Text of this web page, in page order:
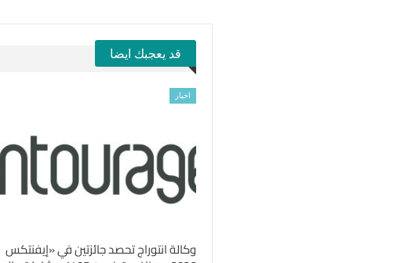
قد يعجبك ايضا
اخبار
وكالة انتوراج تحصد جائزتين في «إيفنتكس